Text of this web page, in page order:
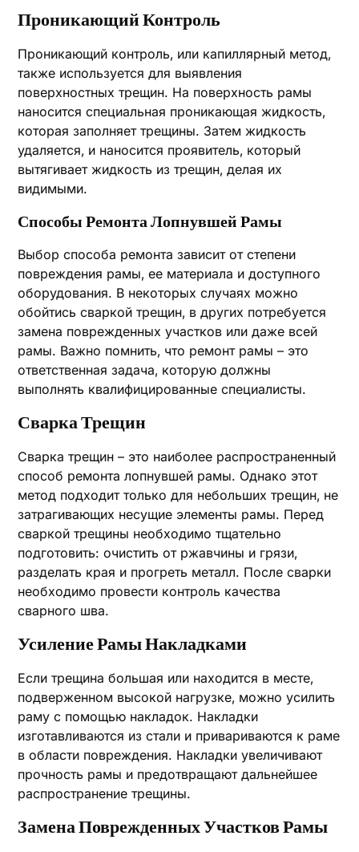
Проникающий Контроль
Проникающий контроль‚ или капиллярный метод‚
также используется для выявления
поверхностных трещин. На поверхность рамы
наносится специальная проникающая жидкость‚
которая заполняет трещины. Затем жидкость
удаляется‚ и наносится проявитель‚ который
вытягивает жидкость из трещин‚ делая их
видимыми.
Способы Ремонта Лопнувшей Рамы
Выбор способа ремонта зависит от степени
повреждения рамы‚ ее материала и доступного
оборудования. В некоторых случаях можно
обойтись сваркой трещин‚ в других потребуется
замена поврежденных участков или даже всей
рамы. Важно помнить‚ что ремонт рамы – это
ответственная задача‚ которую должны
выполнять квалифицированные специалисты.
Сварка Трещин
Сварка трещин – это наиболее распространенный
способ ремонта лопнувшей рамы. Однако этот
метод подходит только для небольших трещин‚ не
затрагивающих несущие элементы рамы. Перед
сваркой трещины необходимо тщательно
подготовить: очистить от ржавчины и грязи‚
разделать края и прогреть металл. После сварки
необходимо провести контроль качества
сварного шва.
Усиление Рамы Накладками
Если трещина большая или находится в месте‚
подверженном высокой нагрузке‚ можно усилить
раму с помощью накладок. Накладки
изготавливаются из стали и привариваются к раме
в области повреждения. Накладки увеличивают
прочность рамы и предотвращают дальнейшее
распространение трещины.
Замена Поврежденных Участков Рамы